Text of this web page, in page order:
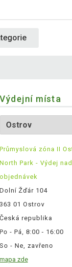
Výdejní místa
Průmyslová zóna II
North Park - Výdej
objednávek
Dolní Žďár 104
363 01 Ostrov
Česká republika
Po - Pá, 8:00 - 16:00
So - Ne, zavřeno
mapa zde